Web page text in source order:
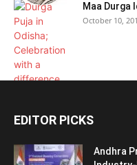
Maa Durga
October 10,
EDITOR PICKS
Andhra